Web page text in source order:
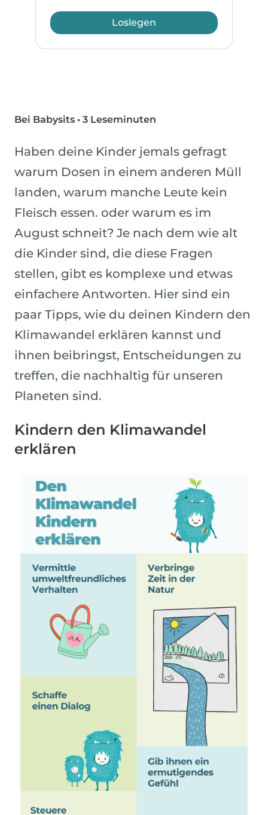
Loslegen
Bei Babysits • 3 Leseminuten
Haben deine Kinder jemals gefragt
warum Dosen in einem anderen Müll
landen, warum manche Leute kein
Fleisch essen. oder warum es im
August schneit? Je nach dem wie alt
die Kinder sind, die diese Fragen
stellen, gibt es komplexe und etwas
einfachere Antworten. Hier sind ein
paar Tipps, wie du deinen Kindern den
Klimawandel erklären kannst und
ihnen beibringst, Entscheidungen zu
treffen, die nachhaltig für unseren
Planeten sind.
Kindern den Klimawandel
erklären